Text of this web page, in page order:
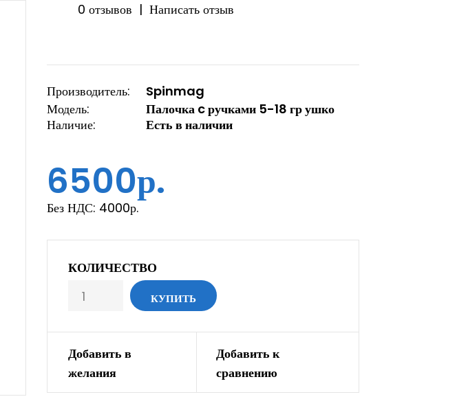
0 отзывов | Написать отзыв
Производитель:
Spinmag
Модель:
Палочка c ручками 5-18 гр ушко
Наличие:
Есть в наличии
6500р.
Без НДС: 4000р.
КОЛИЧЕСТВО
Добавить в
желания
Добавить к
сравнению